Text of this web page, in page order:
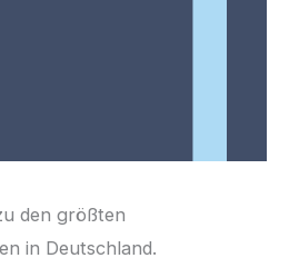
den größten
in Deutschland.